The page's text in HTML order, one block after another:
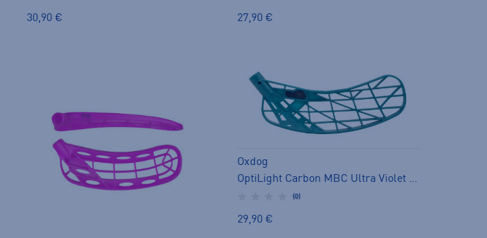
30,90 € 27,90 €
Oxdog
OptiLight Carbon MBC Ultra Violet - salibandylapa
(0)
29,90 €